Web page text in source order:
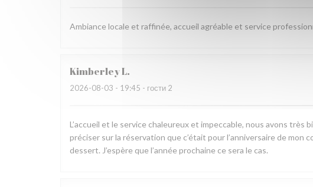
Ambiance locale et raffinée, accueil agréable et service
KimberleyL
2026-08-03 - 19:45 - гости 2
L’accueil et le service chaleureux et impeccable, nous avons très
préciser sur la réservation que c’était pour l’anniversaire de mon
dessert. J’espère que l’année prochaine ce sera le cas.